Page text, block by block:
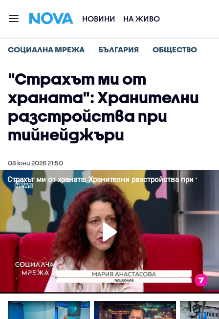
НОВИНИ НА ЖИВО
СОЦИАЛНА МРЕЖА БЪЛГАРИЯ ОБЩЕСТВО
"Страхът ми от
храната": Хранителни
разстройства при
тийнейджъри
08 юни 2026 21:50